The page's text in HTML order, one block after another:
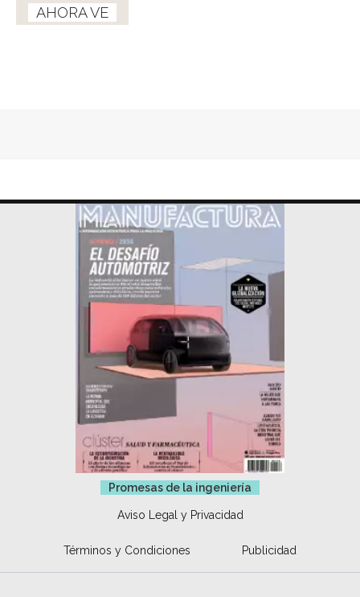
AHORA VE
Promesas de la ingeniería
Aviso Legal y Privacidad
Términos y Condiciones Publicidad